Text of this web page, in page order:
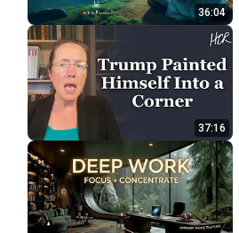
36:04
37:16